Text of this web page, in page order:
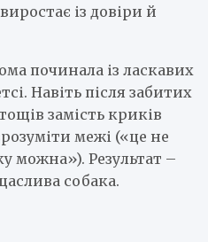
із довіри й
починала із ласкавих
Навіть після забитих
замість криків
межі («це не
можна»). Результат –
собака.